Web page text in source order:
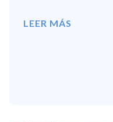
LEER MÁS